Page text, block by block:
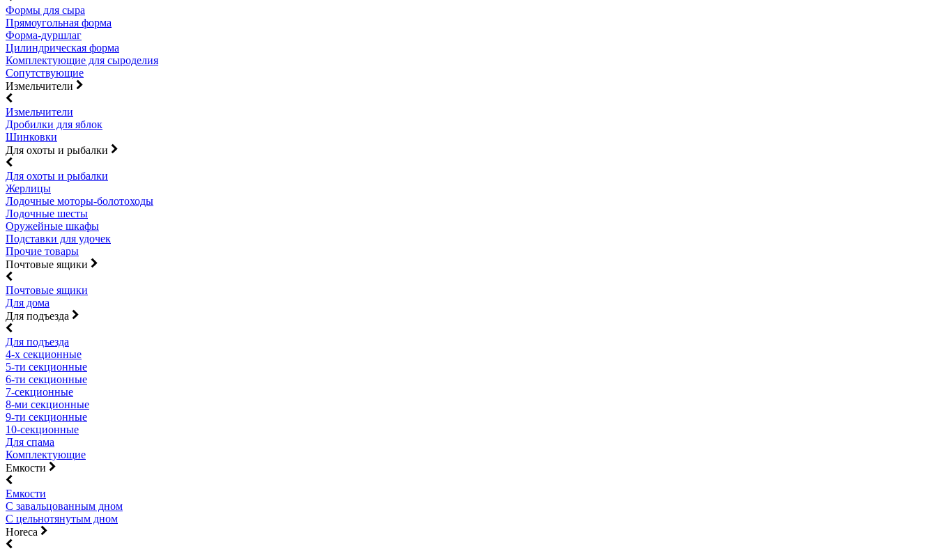
Формы для сыра
Прямоугольная форма
Форма-дуршлаг
Цилиндрическая форма
Комплектующие для сыроделия
Сопутствующие
Измельчители
Измельчители
Дробилки для яблок
Шинковки
Для охоты и рыбалки
Для охоты и рыбалки
Жерлицы
Лодочные моторы-болотоходы
Лодочные шесты
Оружейные шкафы
Подставки для удочек
Прочие товары
Почтовые ящики
Почтовые ящики
Для дома
Для подъезда
Для подъезда
4-х секционные
5-ти секционные
6-ти секционные
7-секционные
8-ми секционные
9-ти секционные
10-секционные
Для спама
Комплектующие
Емкости
Емкости
С завальцованным дном
С цельнотянутым дном
Horeca